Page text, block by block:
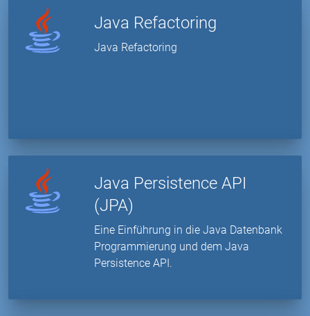
Java Refactoring
Java Refactoring
Java Persistence API
(JPA)
Eine Einführung in die Java Datenbank
Programmierung und dem Java
Persistence API.